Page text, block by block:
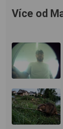
Více od